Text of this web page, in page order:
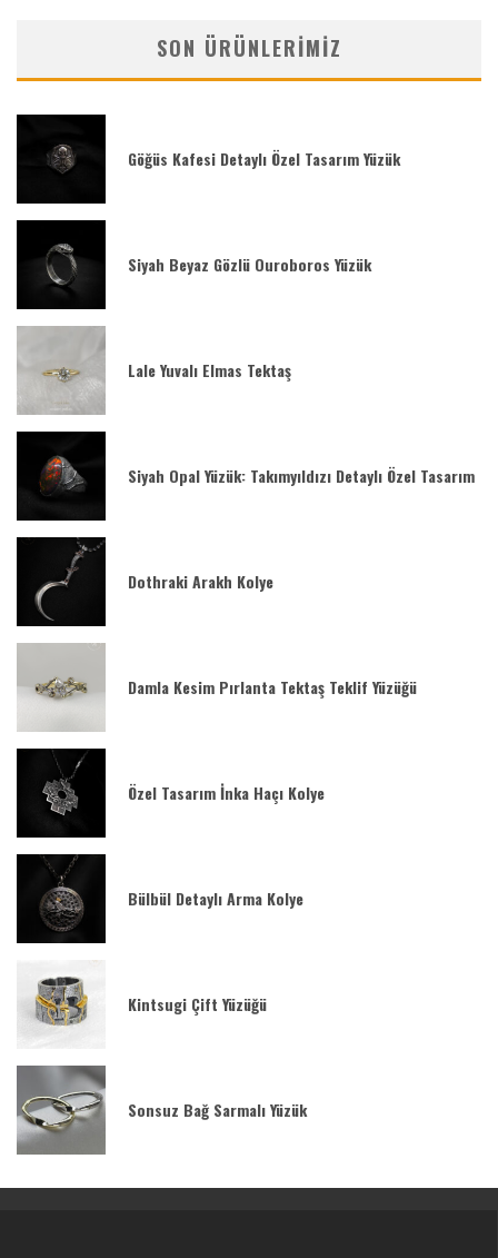
SON ÜRÜNLERIMIZ
Göğüs Kafesi Detaylı Özel Tasarım Yüzük
Siyah Beyaz Gözlü Ouroboros Yüzük
Lale Yuvalı Elmas Tektaş
Siyah Opal Yüzük: Takımyıldızı Detaylı Özel Tasarım
Dothraki Arakh Kolye
Damla Kesim Pırlanta Tektaş Teklif Yüzüğü
Özel Tasarım İnka Haçı Kolye
Bülbül Detaylı Arma Kolye
Kintsugi Çift Yüzüğü
Sonsuz Bağ Sarmalı Yüzük